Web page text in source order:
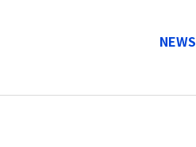
NEWS